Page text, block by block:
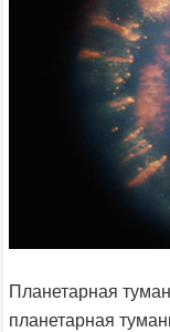
Планетарная
планетарная